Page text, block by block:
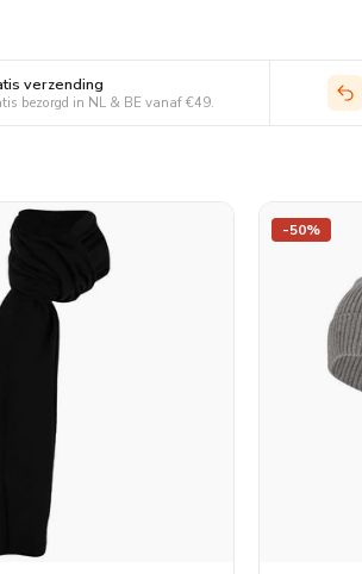
verzending
bezorgd in NL & BE vanaf €49.
-50%